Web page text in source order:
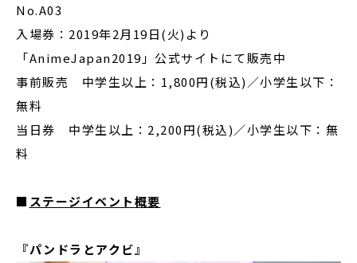
No.A03
入場券：2019年2月19日(火)より
「AnimeJapan2019」公式サイトにて販売中
事前販売 中学生以上：1,800円(税込)／小学生以下：
無料
当日券 中学生以上：2,200円(税込)／小学生以下：無
料
■ ステージイベント概要
『パンドラとアクビ』